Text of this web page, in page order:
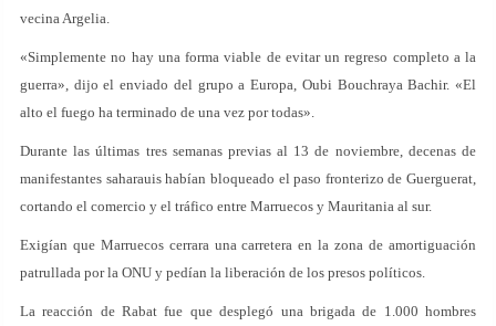
vecina Argelia.
«Simplemente no hay una forma viable de evitar un regreso completo a la
guerra», dijo el enviado del grupo a Europa, Oubi Bouchraya Bachir. «El
alto el fuego ha terminado de una vez por todas».
Durante las últimas tres semanas previas al 13 de noviembre, decenas de
manifestantes saharauis habían bloqueado el paso fronterizo de Guerguerat,
cortando el comercio y el tráfico entre Marruecos y Mauritania al sur.
Exigían que Marruecos cerrara una carretera en la zona de amortiguación
patrullada por la ONU y pedían la liberación de los presos políticos.
La reacción de Rabat fue que desplegó una brigada de 1.000 hombres